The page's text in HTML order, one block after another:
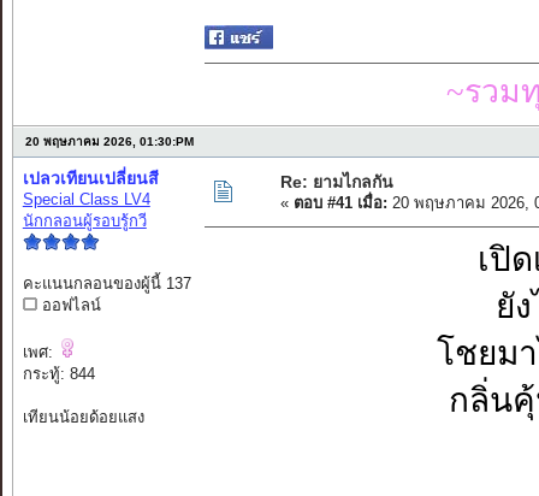
~รวม
20 พฤษภาคม 2026, 01:30:PM
เปลวเทียนเปลี่ยนสี
Special Class LV4
นักกลอนผู้รอบรู้กวี
คะแนนกลอนของผู้นี้ 137
ออฟไลน์
เพศ:
กระทู้: 844
เทียนน้อยด้อยแสง
Re: ยามไกลกัน
« ตอบ #41 เมื่อ: 20 พฤษภาคม 2026,
เปิ
ยั
โชยม
กลิ่นคุ้